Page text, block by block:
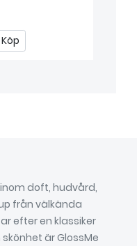
Köp
doft, hudvård,
från välkända
efter en klassiker
är GlossMe